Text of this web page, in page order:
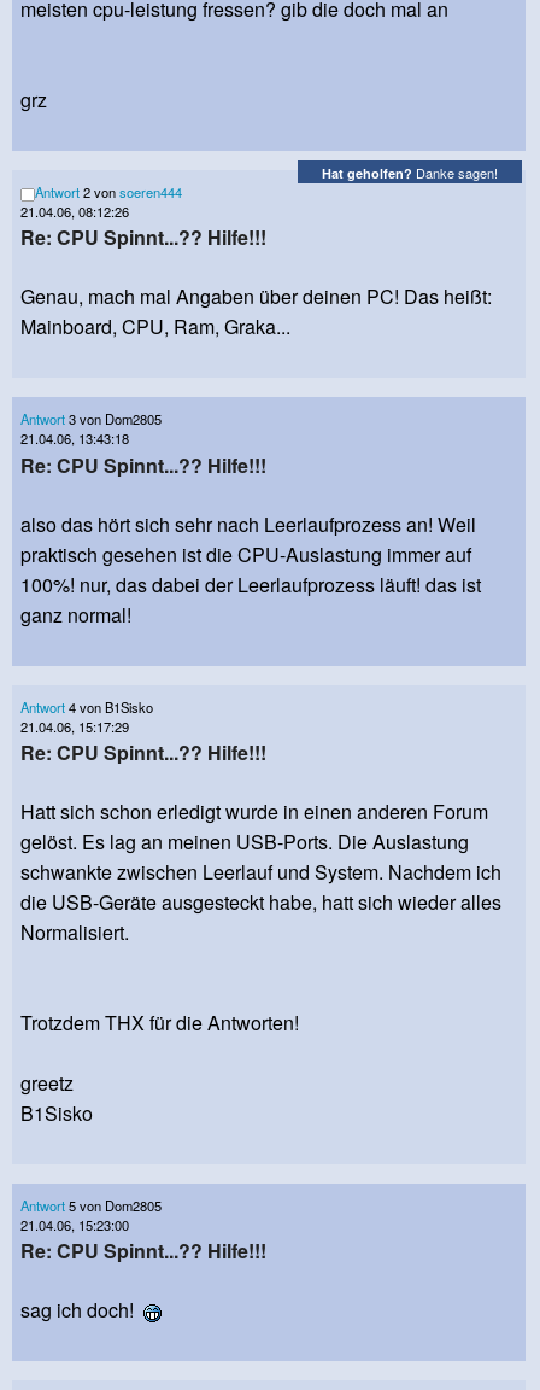
meisten cpu-leistung fressen? gib die doch mal an
grz
Hat geholfen? Danke sagen!
Antwort2 vonsoeren444
21.04.06, 08:12:26
Re: CPU Spinnt...?? Hilfe!!!
Genau, mach mal Angaben über deinen PC! Das heißt:
Mainboard, CPU, Ram, Graka...
Antwort3 von Dom2805
21.04.06, 13:43:18
Re: CPU Spinnt...?? Hilfe!!!
also das hört sich sehr nach Leerlaufprozess an! Weil
praktisch gesehen ist die CPU-Auslastung immer auf
100%! nur, das dabei der Leerlaufprozess läuft! das ist
ganz normal!
Antwort4 von B1Sisko
21.04.06, 15:17:29
Re: CPU Spinnt...?? Hilfe!!!
Hatt sich schon erledigt wurde in einen anderen Forum
gelöst. Es lag an meinen USB-Ports. Die Auslastung
schwankte zwischen Leerlauf und System. Nachdem ich
die USB-Geräte ausgesteckt habe, hatt sich wieder alles
Normalisiert.
Trotzdem THX für die Antworten!
greetz
B1Sisko
Antwort5 von Dom2805
21.04.06, 15:23:00
Re: CPU Spinnt...?? Hilfe!!!
sag ich doch!